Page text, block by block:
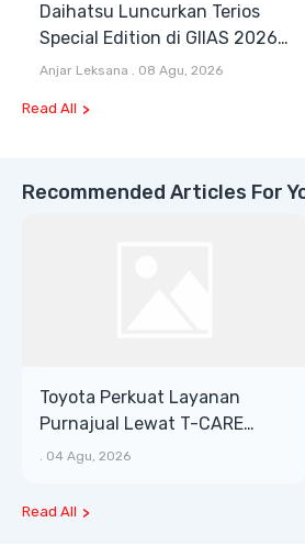
Daihatsu Luncurkan Terios
Special Edition di GIIAS 2026,
Stok Terbatas
Anjar Leksana . 08 Agu, 2026
Read All
Recommended Articles For
Toyota Perkuat Layanan
Purnajual Lewat T-CARE
XTRA, Manfaat Lebih Besar
. 04 Agu, 2026
Read All